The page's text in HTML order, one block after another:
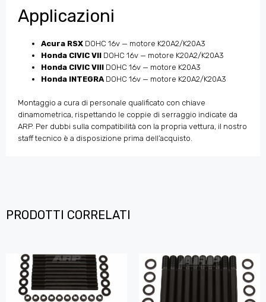
Applicazioni
Acura RSX DOHC 16v — motore K20A2/K20A3
Honda CIVIC VII DOHC 16v — motore K20A2/K20A3
Honda CIVIC VIII DOHC 16v — motore K20A3
Honda INTEGRA DOHC 16v — motore K20A2/K20A3
Montaggio a cura di personale qualificato con chiave
dinamometrica, rispettando le coppie di serraggio indicate da
ARP. Per dubbi sulla compatibilità con la propria vettura, il nostro
staff tecnico è a disposizione prima dell’acquisto.
PRODOTTI CORRELATI